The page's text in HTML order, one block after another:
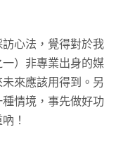
心法，覺得對於我
）非專業出身的媒
來應該用得到。另
情境，事先做好功
！